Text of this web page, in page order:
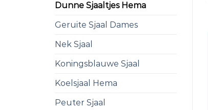
Dunne Sjaaltjes Hema
Geruite Sjaal Dames
Nek Sjaal
Koningsblauwe Sjaal
Koelsjaal Hema
Peuter Sjaal